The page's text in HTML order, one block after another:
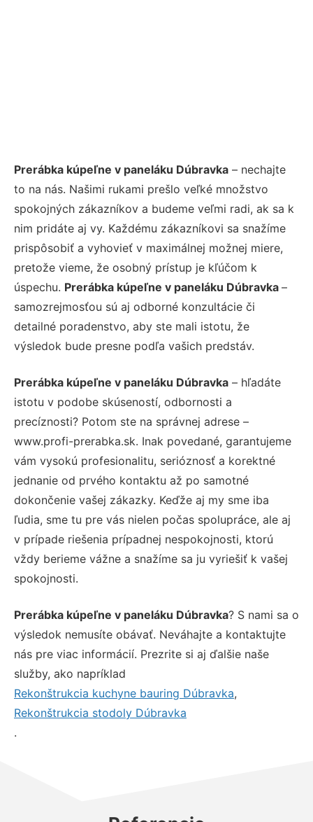
Prerábka kúpeľne v paneláku Dúbravka – nechajte
to na nás. Našimi rukami prešlo veľké množstvo
spokojných zákazníkov a budeme veľmi radi, ak sa k
nim pridáte aj vy. Každému zákazníkovi sa snažíme
prispôsobiť a vyhovieť v maximálnej možnej miere,
pretože vieme, že osobný prístup je kľúčom k
úspechu. Prerábka kúpeľne v paneláku Dúbravka –
samozrejmosťou sú aj odborné konzultácie či
detailné poradenstvo, aby ste mali istotu, že
výsledok bude presne podľa vašich predstáv.
Prerábka kúpeľne v paneláku Dúbravka – hľadáte
istotu v podobe skúseností, odbornosti a
precíznosti? Potom ste na správnej adrese –
www.profi-prerabka.sk. Inak povedané, garantujeme
vám vysokú profesionalitu, serióznosť a korektné
jednanie od prvého kontaktu až po samotné
dokončenie vašej zákazky. Keďže aj my sme iba
ľudia, sme tu pre vás nielen počas spolupráce, ale aj
v prípade riešenia prípadnej nespokojnosti, ktorú
vždy berieme vážne a snažíme sa ju vyriešiť k vašej
spokojnosti.
Prerábka kúpeľne v paneláku Dúbravka? S nami sa o
výsledok nemusíte obávať. Neváhajte a kontaktujte
nás pre viac informácií. Prezrite si aj ďalšie naše
služby, ako napríklad
Rekonštrukcia kuchyne bauring Dúbravka,
Rekonštrukcia stodoly Dúbravka
.